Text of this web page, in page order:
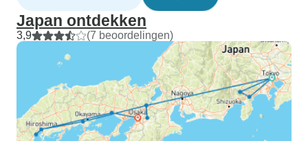
Japan ontdekken
3,9 (7 beoordelingen)